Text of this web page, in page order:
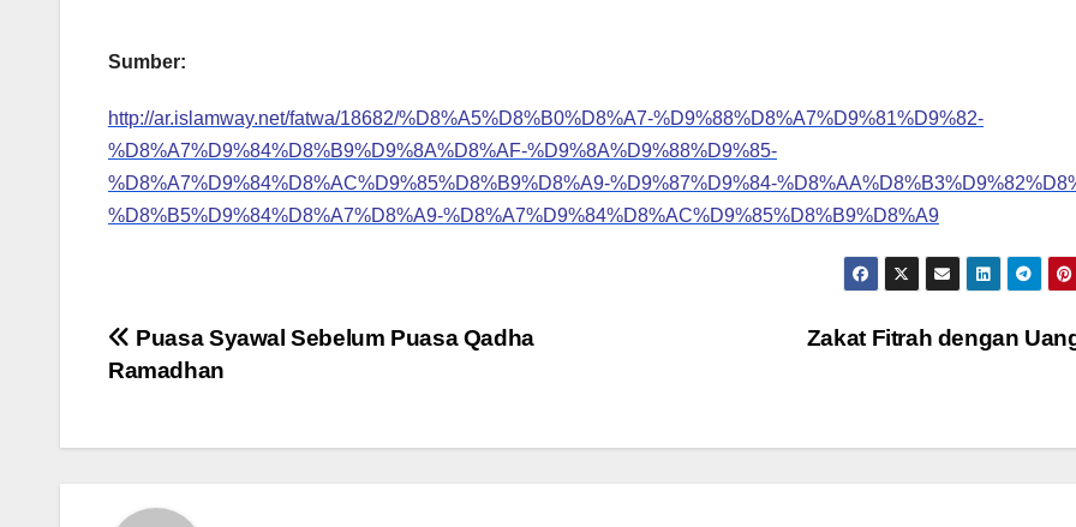
Sumber:
http://ar.islamway.net/fatwa/18682/%D8%A5%D8%B0%D8%A7-%D9%88%D8%A7%D9%81%D9%82-
%D8%A7%D9%84%D8%B9%D9%8A%D8%AF-%D9%8A%D9%88%D9%85-
%D8%A7%D9%84%D8%AC%D9%85%D8%B9%D8%A9-%D9%87%D9%84-
%D8%B5%D9%84%D8%A7%D8%A9-%D8%A7%D9%84%D8%AC%D9%85%D8%B9%D8%A9
Post
Zakat Fitrah dengan
Puasa Syawal Sebelum Puasa Qadha
Ramadhan